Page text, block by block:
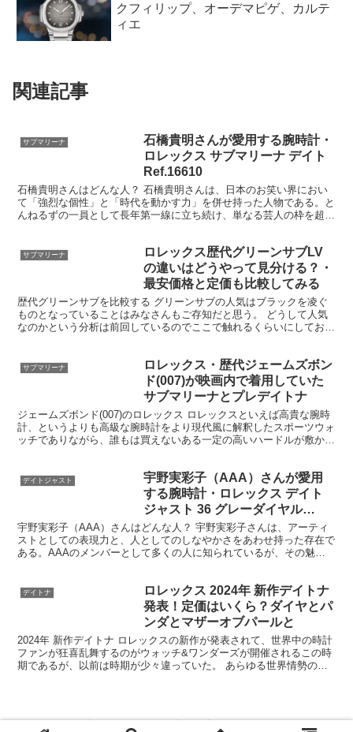
クフィリップ、オーデマピゲ、カルテ
ィエ
関連記事
サブマリーナ
石橋貴明さんが愛用する腕時計・
ロレックス サブマリーナ デイト
Ref.16610
石橋貴明さんはどんな人？ 石橋貴明さんは、日本のお笑い界におい
て「強烈な個性」と「時代を動かす力」を併せ持った人物である。と
んねるずの一員として長年第一線に立ち続け、単なる芸人の枠を超え
サブマリーナ
ロレックス歴代グリーンサブLV
の違いはどうやって見分ける？・
最安価格と定価も比較してみる
歴代グリーンサブを比較する グリーンサブの人気はブラックを凌ぐ
ものとなっていることはみなさんもご存知だと思う。 どうして人気
なのかという分析は前回しているのでここで触れるくらいにしておこ
サブマリーナ
ロレックス・歴代ジェームズボン
ド(007)が映画内で着用していた
サブマリーナとプレデイトナ
ジェームズボンド(007)のロレックス ロレックスといえば高貴な腕時
計、というよりも高級な腕時計をより現代風に解釈したスポーツウォ
ッチでありながら、誰もは買えないある一定の高いハードルが敷かれ
デイトジャスト
宇野実彩子（AAA）さんが愛用
する腕時計・ロレックス デイト
ジャスト 36 グレーダイヤル
Ref.126231
宇野実彩子（AAA）さんはどんな人？ 宇野実彩子さんは、アーティ
ストとしての表現力と、人としてのしなやかさをあわせ持った存在で
ある。AAAのメンバーとして多くの人に知られているが、その魅力
デイトナ
ロレックス 2024年 新作デイトナ
発表！定価はいくら？ダイヤとパ
ンダとマザーオブパールと
2024年 新作デイトナ ロレックスの新作が発表されて、世界中の時計
ファンが狂喜乱舞するのがウォッチ&ワンダーズが開催されるこの時
期であるが、以前は時期が少々違っていた。 あらゆる世界情勢の影